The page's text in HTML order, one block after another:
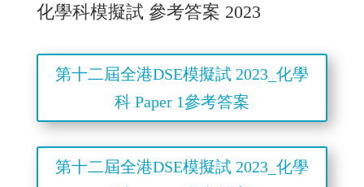
化學科模擬試 參考答案 2023
第十二屆全港DSE模擬試 2023_化學
科 Paper 1參考答案
第十二屆全港DSE模擬試 2023_化學